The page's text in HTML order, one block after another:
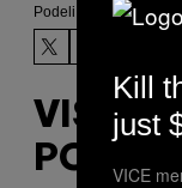
Podeli:
VIŠE
POPUT
Kill
just
VICE